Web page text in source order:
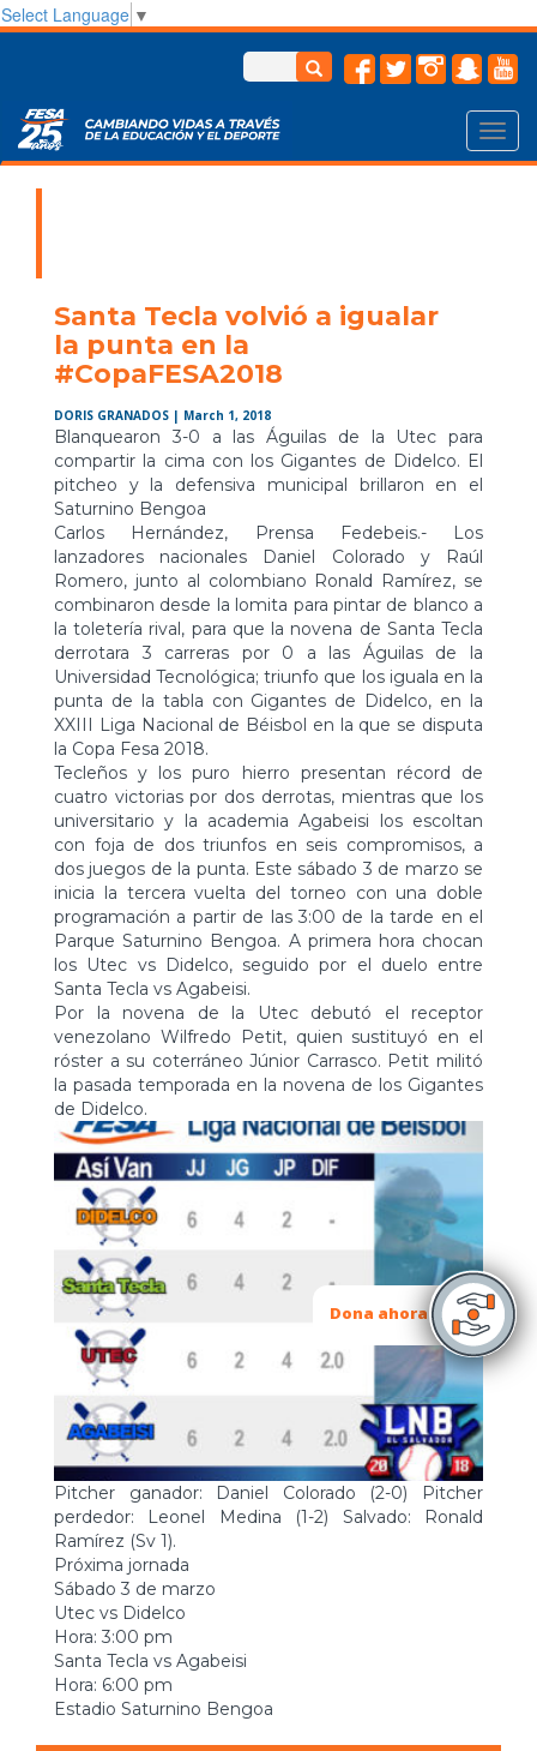
Select Language ▼
Dona ahora
Santa Tecla volvió a igualar
la punta en la
#CopaFESA2018
DORIS GRANADOS | March 1, 2018
Blanquearon 3-0 a las Águilas de la Utec para
compartir la cima con los Gigantes de Didelco. El
pitcheo y la defensiva municipal brillaron en el
Saturnino Bengoa
Carlos Hernández, Prensa Fedebeis.- Los
lanzadores nacionales Daniel Colorado y Raúl
Romero, junto al colombiano Ronald Ramírez, se
combinaron desde la lomita para pintar de blanco a
la toletería rival, para que la novena de Santa Tecla
derrotara 3 carreras por 0 a las Águilas de la
Universidad Tecnológica; triunfo que los iguala en la
punta de la tabla con Gigantes de Didelco, en la
XXIII Liga Nacional de Béisbol en la que se disputa
la Copa Fesa 2018.
Tecleños y los puro hierro presentan récord de
cuatro victorias por dos derrotas, mientras que los
universitario y la academia Agabeisi los escoltan
con foja de dos triunfos en seis compromisos, a
dos juegos de la punta. Este sábado 3 de marzo se
inicia la tercera vuelta del torneo con una doble
programación a partir de las 3:00 de la tarde en el
Parque Saturnino Bengoa. A primera hora chocan
los Utec vs Didelco, seguido por el duelo entre
Santa Tecla vs Agabeisi.
Por la novena de la Utec debutó el receptor
venezolano Wilfredo Petit, quien sustituyó en el
róster a su coterráneo Júnior Carrasco. Petit militó
la pasada temporada en la novena de los Gigantes
de Didelco.
Pitcher ganador: Daniel Colorado (2-0) Pitcher
perdedor: Leonel Medina (1-2) Salvado: Ronald
Ramírez (Sv 1).
Próxima jornada
Sábado 3 de marzo
Utec vs Didelco
Hora: 3:00 pm
Santa Tecla vs Agabeisi
Hora: 6:00 pm
Estadio Saturnino Bengoa